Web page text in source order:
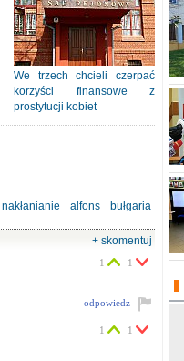
We trzech chcieli czerpać
korzyści finansowe z
prostytucji kobiet
nakłanianie alfons bułgaria
+ skomentuj
1 1
odpowiedz
1 1